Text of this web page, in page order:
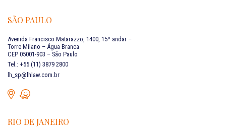
SÃO PAULO
Avenida Francisco Matarazzo, 1400, 15º andar –
Torre Milano – Água Branca
CEP 05001-903 – São Paulo
Tel.: +55 (11) 3879 2800
lh_sp@lhlaw.com.br
RIO DE JANEIRO